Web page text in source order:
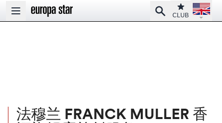
Open main menu
SearchClub
CLUB
Open
法穆兰 FRANCK MULLER 香